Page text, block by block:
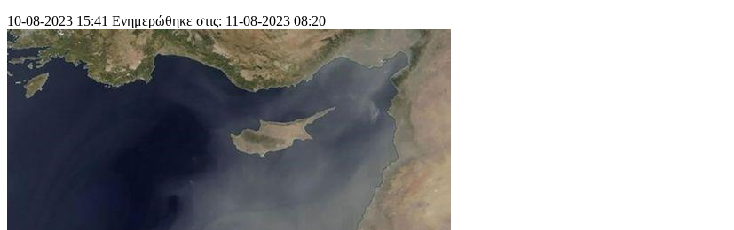
10-08-2023 15:41 Ενημερώθηκε στις: 11-08-2023 08:20